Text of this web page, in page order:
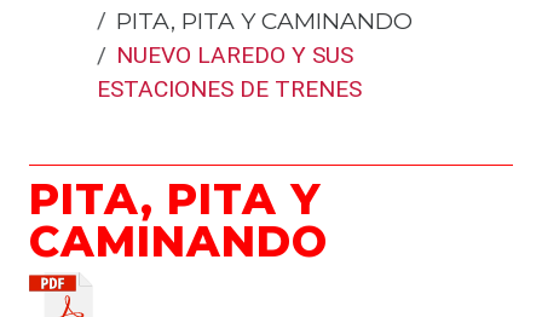
PITA, PITA Y CAMINANDO
NUEVO LAREDO Y SUS
ESTACIONES DE TRENES
PITA, PITA Y
CAMINANDO